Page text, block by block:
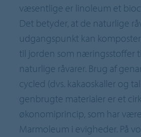
væsentlige er linoleum et
Det betyder, at de naturlige
udgangspunkt kan
til jorden som næringsstoffer
naturlige råvarer. Brug af
cycled (dvs. kakaoskaller og
genbrugte materialer er et
økonomiprincip, som har
Marmoleum i evigheder. På